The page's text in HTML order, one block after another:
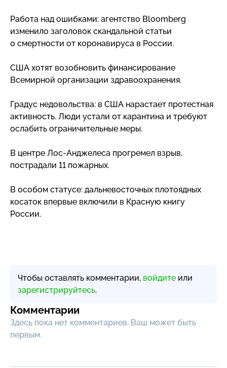
Работа над ошибками: агентство Bloomberg
изменило заголовок скандальной статьи
о смертности от коронавируса в России.
США хотят возобновить финансирование
Всемирной организации здравоохранения.
Градус недовольства: в США нарастает протестная
активность. Люди устали от карантина и требуют
ослабить ограничительные меры.
В центре Лос-Анджелеса прогремел взрыв,
пострадали 11 пожарных.
В особом статусе: дальневосточных плотоядных
косаток впервые включили в Красную книгу
России.
Чтобы оставлять комментарии, войдите или
зарегистрируйтесь.
Комментарии
Здесь пока нет комментариев, Ваш может быть
первым.